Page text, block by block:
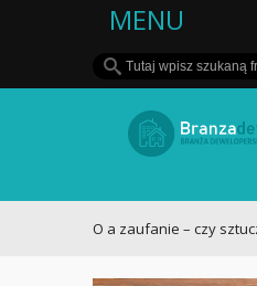
MENU
Polsce i
FOMO a zaufanie – czy